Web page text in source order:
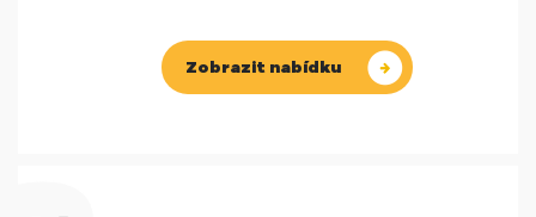
Zobrazit nabídku